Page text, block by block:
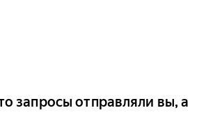
запросы отправляли вы, а